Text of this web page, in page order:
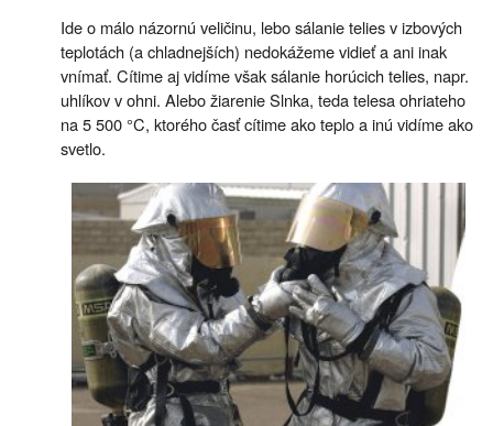
Ide o málo názornú veličinu, lebo sálanie telies v izbových
teplotách (a chladnejších) nedokážeme vidieť a ani inak
vnímať. Cítime aj vidíme však sálanie horúcich telies, napr.
uhlíkov v ohni. Alebo žiarenie Slnka, teda telesa ohriateho
na 5 500 °C, ktorého časť cítime ako teplo a inú vidíme ako
svetlo.